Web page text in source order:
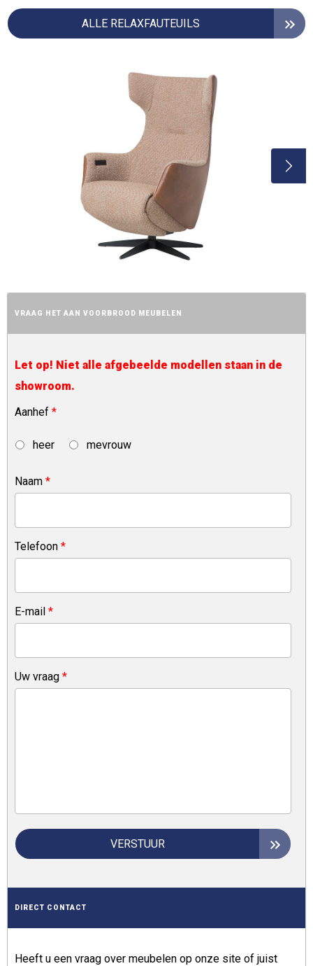
ALLE RELAXFAUTEUILS
VRAAG HET AAN VOORBROOD MEUBELEN
Let op! Niet alle afgebeelde modellen staan in de
showroom.
Aanhef *
heer mevrouw
Naam *
Telefoon *
E-mail *
Uw vraag *
VERSTUUR
DIRECT CONTACT
Heeft u een vraag over meubelen op onze site of juist